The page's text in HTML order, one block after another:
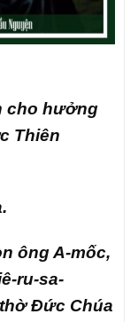
cho hưởng
Thiên
ông A-mốc,
ru-sa-
Đức Chúa